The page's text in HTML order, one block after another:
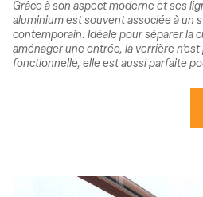
Grâce à son aspect moderne et ses
aluminium est souvent associée à un
contemporain. Idéale pour séparer la
aménager une entrée, la verrière
fonctionnelle, elle est aussi parfaite